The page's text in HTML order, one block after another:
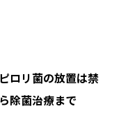
ロリ菌の放置は禁
除菌治療まで